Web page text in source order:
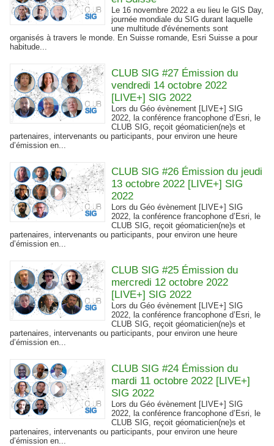
Le 16 novembre 2022 a eu lieu le GIS Day,
journée mondiale du SIG durant laquelle
une multitude d'événements sont
organisés à travers le monde. En Suisse romande, Esri Suisse a pour
habitude...
CLUB SIG #27 Émission du
vendredi 14 octobre 2022
[LIVE+] SIG 2022
Lors du Géo évènement [LIVE+] SIG
2022, la conférence francophone d’Esri, le
CLUB SIG, reçoit géomaticien(ne)s et
partenaires, intervenants ou participants, pour environ une heure
d’émission en...
CLUB SIG #26 Émission du jeudi
13 octobre 2022 [LIVE+] SIG
2022
Lors du Géo évènement [LIVE+] SIG
2022, la conférence francophone d’Esri, le
CLUB SIG, reçoit géomaticien(ne)s et
partenaires, intervenants ou participants, pour environ une heure
d’émission en...
CLUB SIG #25 Émission du
mercredi 12 octobre 2022
[LIVE+] SIG 2022
Lors du Géo évènement [LIVE+] SIG
2022, la conférence francophone d’Esri, le
CLUB SIG, reçoit géomaticien(ne)s et
partenaires, intervenants ou participants, pour environ une heure
d’émission en...
CLUB SIG #24 Émission du
mardi 11 octobre 2022 [LIVE+]
SIG 2022
Lors du Géo évènement [LIVE+] SIG
2022, la conférence francophone d’Esri, le
CLUB SIG, reçoit géomaticien(ne)s et
partenaires, intervenants ou participants, pour environ une heure
d’émission en...